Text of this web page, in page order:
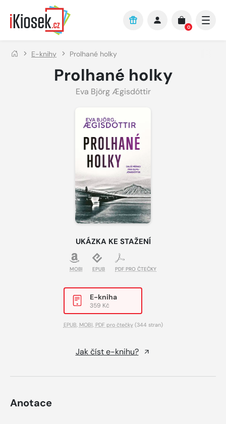
Přejít na hlavní obsah
0
E-knihy Prolhané holky
Prolhané holky
Eva Björg Ægisdóttir
UKÁZKA KE STAŽENÍ
MOBI EPUB PDF PRO ČTEČKY
E-kniha
359 Kč
EPUB MOBI PDF pro čtečky(344 stran)
Jak číst e-knihu?
Anotace